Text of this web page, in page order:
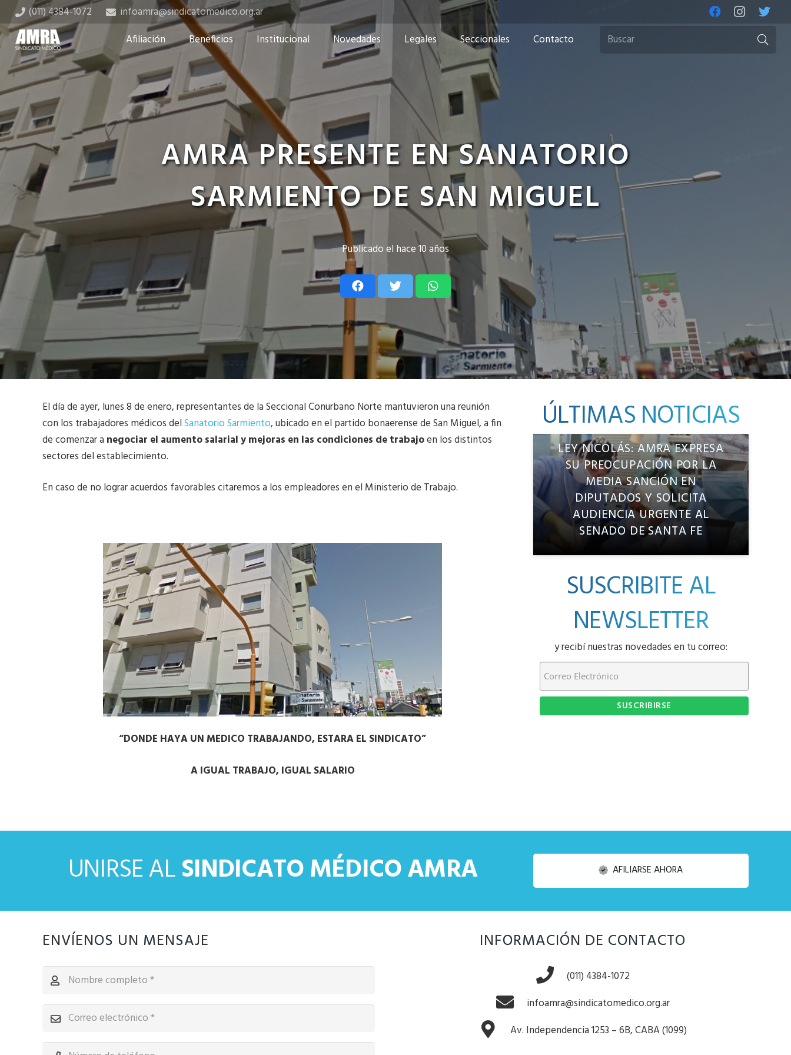
(011) 4384-1072
infoamra@sindicatomedico.org.ar
Afiliación
Beneficios Institucional Novedades Legales Seccionales Contacto
AMRA PRESENTE EN SANATORIO
SARMIENTO DE SAN MIGUEL
Publicado el hace 10 años
El día de ayer, lunes 8 de enero, representantes de la Seccional Conurbano Norte mantuvieron una reunión
con los trabajadores médicos delSanatorio Sarmiento, ubicado en el partido bonaerense de San Miguel, a fin
de comenzar a negociar el aumento salarial y mejoras en las condiciones de trabajoen los distintos
sectores del establecimiento.
En caso de no lograr acuerdos favorables citaremos a los empleadores en el Ministerio de Trabajo.
“DONDE HAYA UN MEDICO TRABAJANDO, ESTARA EL SINDICATO”
A IGUAL TRABAJO, IGUAL SALARIO
ÚLTIMAS NOTICIAS
LEY NICOLÁS: AMRA EXPRESA
SU PREOCUPACIÓN POR LA
MEDIA SANCIÓN EN
DIPUTADOS Y SOLICITA
AUDIENCIA URGENTE AL
SENADO DE SANTA FE
SUSCRIBITE AL
NEWSLETTER
y recibí nuestras novedades en tu correo:
UNIRSE ALSINDICATO MÉDICO AMRA AFILIARSE AHORA
ENVÍENOS UN MENSAJE INFORMACIÓN DE CONTACTO
(011) 4384-1072
infoamra@sindicatomedico.org.ar
Av. Independencia 1253 – 6B, CABA (1099)